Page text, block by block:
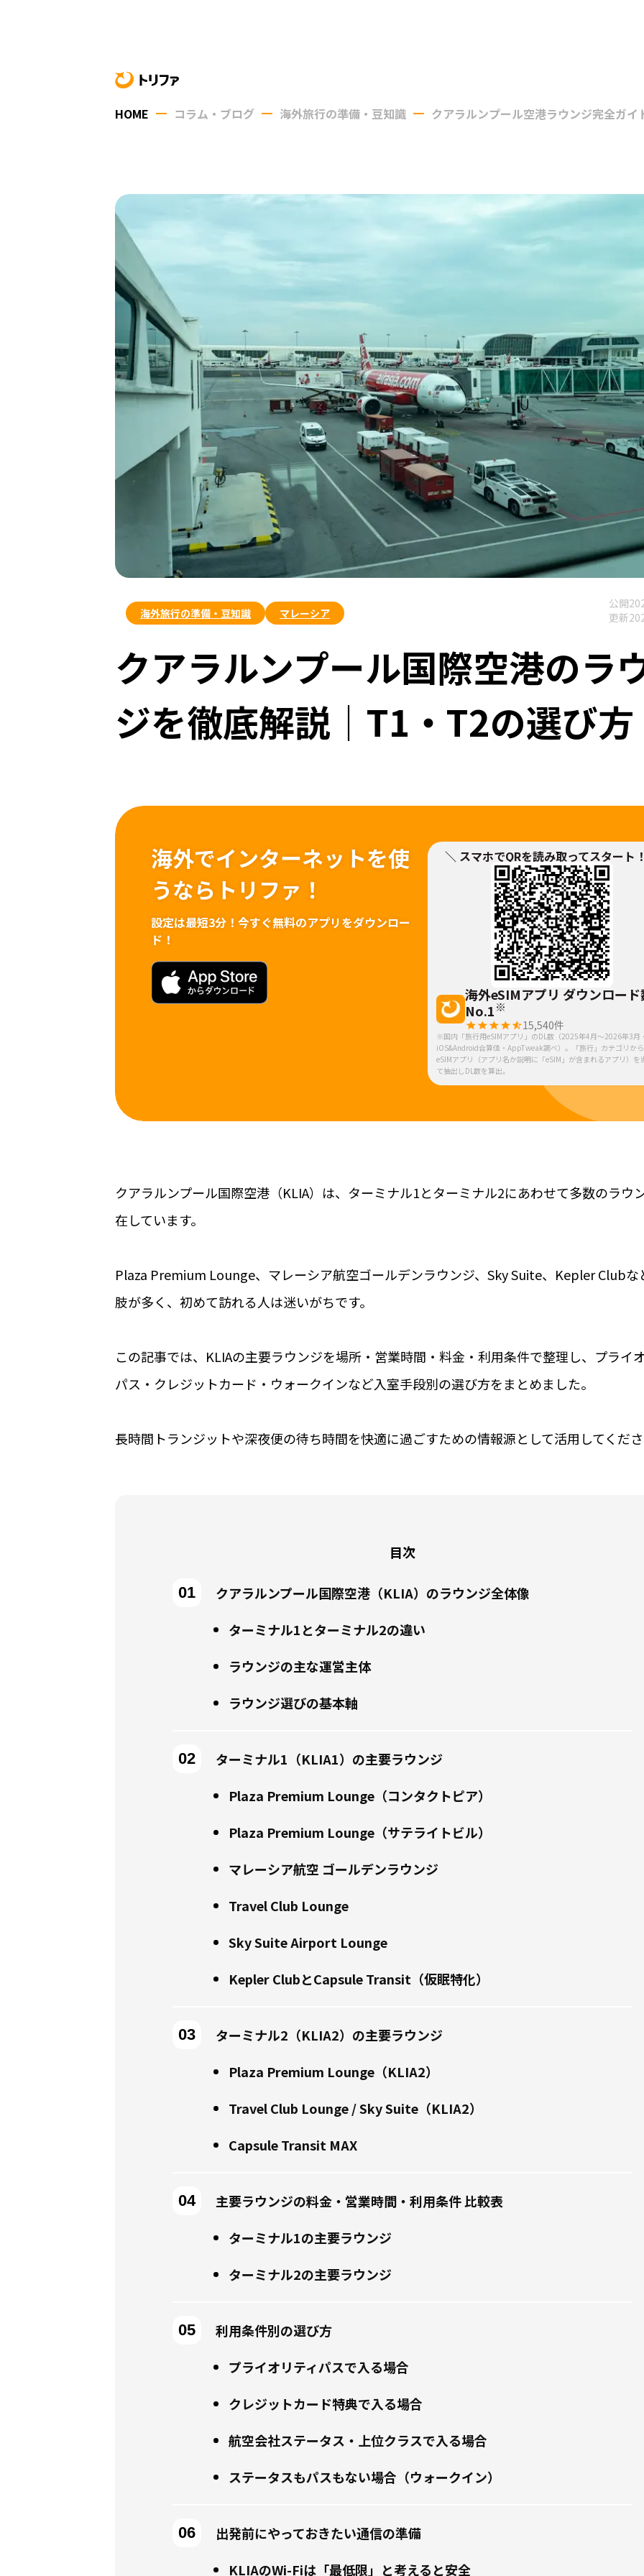
HOME コラム・ブログ 海外旅行の準備・豆知識 クアラルンプール空港ラウンジ完全ガ
海外旅行の準備・豆知識 マレーシア
公開
更新
クアラルンプール国際空港のラ
ジを徹底解説｜T1・T2の選び方
海外でインターネットを使
うならトリファ！
設定は最短3分！ 今すぐ無料のアプリをダウンロー
ド！
＼ スマホでQRを読み取ってスタート
海外eSIMアプリ ダウンロード
No.1※
15,540件
※国内「旅行用eSIMアプリ」のDL数（2025年4月～2026年3月・
iOS&Android合算値・AppTweak調べ）。「旅行」カテゴリか
eSIMアプリ（アプリ名か説明に「eSIM」が含まれるアプリ）を
て抽出しDL数を算出。
クアラルンプール国際空港（KLIA）は、ターミナル1とターミナル2にあわせて多数のラウ
在しています。
Plaza Premium Lounge、マレーシア航空ゴールデンラウンジ、Sky Suite、Kepler Clubな
肢が多く、初めて訪れる人は迷いがちです。
この記事では、KLIAの主要ラウンジを場所・営業時間・料金・利用条件で整理し、プライ
パス・クレジットカード・ウォークインなど入室手段別の選び方をまとめました。
長時間トランジットや深夜便の待ち時間を快適に過ごすための情報源として活用してくださ
目次
クアラルンプール国際空港（KLIA）のラウンジ全体像
ターミナル1とターミナル2の違い
ラウンジの主な運営主体
ラウンジ選びの基本軸
ターミナル1（KLIA1）の主要ラウンジ
Plaza Premium Lounge（コンタクトピア）
Plaza Premium Lounge（サテライトビル）
マレーシア航空 ゴールデンラウンジ
Travel Club Lounge
Sky Suite Airport Lounge
Kepler ClubとCapsule Transit（仮眠特化）
ターミナル2（KLIA2）の主要ラウンジ
Plaza Premium Lounge（KLIA2）
Travel Club Lounge / Sky Suite（KLIA2）
Capsule Transit MAX
主要ラウンジの料金・営業時間・利用条件 比較表
ターミナル1の主要ラウンジ
ターミナル2の主要ラウンジ
利用条件別の選び方
プライオリティパスで入る場合
クレジットカード特典で入る場合
航空会社ステータス・上位クラスで入る場合
ステータスもパスもない場合（ウォークイン）
出発前にやっておきたい通信の準備
KLIAのWi-Fiは「最低限」と考えると安全